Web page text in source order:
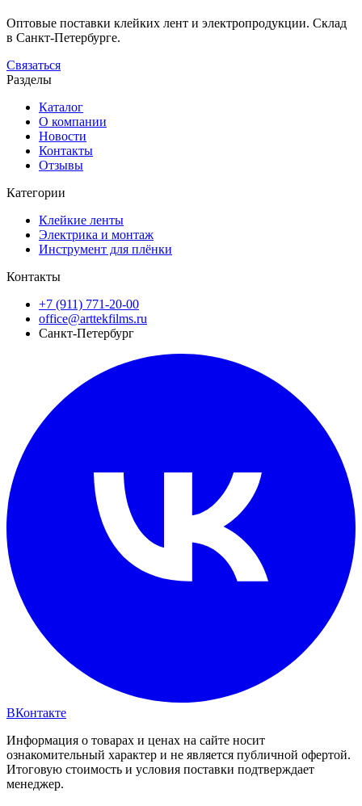
Оптовые поставки клейких лент и электропродукции. Склад
в Санкт-Петербурге.
Связаться
Разделы
Каталог
О компании
Новости
Контакты
Отзывы
Категории
Клейкие ленты
Электрика и монтаж
Инструмент для плёнки
Контакты
+7 (911) 771-20-00
office@arttekfilms.ru
Санкт-Петербург
ВКонтакте
Информация о товарах и ценах на сайте носит
ознакомительный характер и не является публичной офертой.
Итоговую стоимость и условия поставки подтверждает
менеджер.